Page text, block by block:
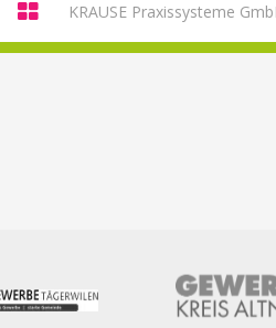
KRAUSE Praxissysteme